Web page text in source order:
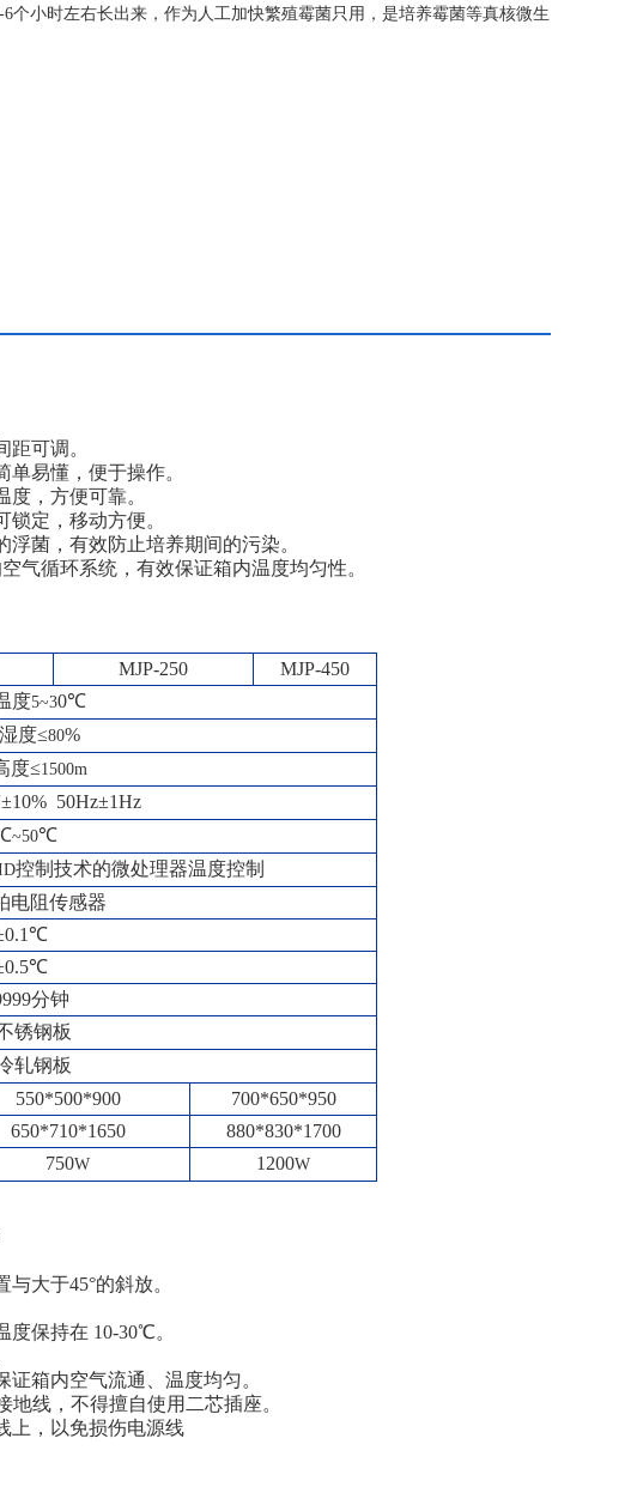
小时左右长出来，作为人工加快繁殖霉菌只用，是培养霉菌等真核微生
可调。
单易懂，便于操作。
，方便可靠。
定，移动方便。
菌，有效防止培养期间的污染。
气循环系统，有效保证箱内温度均匀性。
MJP-250
MJP-450
度5~30℃
度≤80%
度≤1500m
50Hz±1Hz
~50℃
控制技术的微处理器温度控制
电阻传感器
分钟
锈钢板
轧钢板
550*500*900
700*650*950
650*710*1650
880*830*1700
750W 1200W
大于45°的斜放。
保持在 10-30℃。
箱内空气流通、温度均匀。
线，不得擅自使用二芯插座。
上，以免损伤电源线